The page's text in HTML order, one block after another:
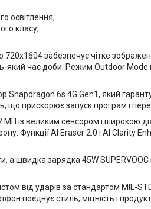
освітлення;
класу;
забезпечує чітке
час доби. Режим Outdoor Mode
Snapdragon 6s 4G Gen1, який
що прискорює запуск програм і
із великим сенсором і широкою
Функції AI Eraser 2.0 і AI Clarity
а швидка зарядка 45W
від ударів за стандартом MIL-
поєднує стиль, міцність і